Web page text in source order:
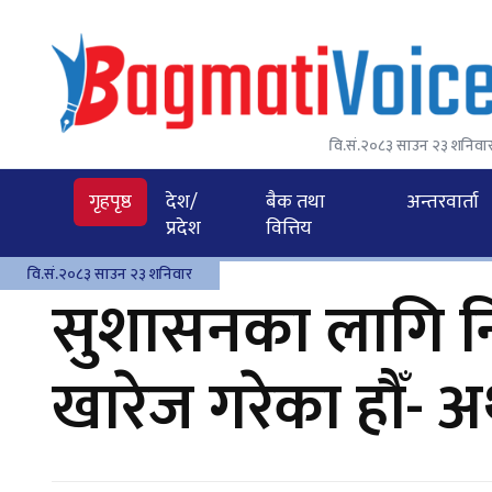
वि.सं.२०८३ साउन २३
गृहपृष्ठ
देश/
प्रदेश
बैक तथा
वित्तिय
अन्तरवार्ता
वि.सं.२०८३ साउन २३ शनिवार
सुशासनका लागि
खारेज गरेका हौँ-